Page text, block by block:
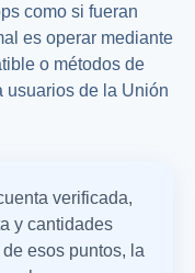
como si fueran
es operar mediante
o métodos de
usuarios de la Unión
verificada,
y cantidades
esos puntos, la